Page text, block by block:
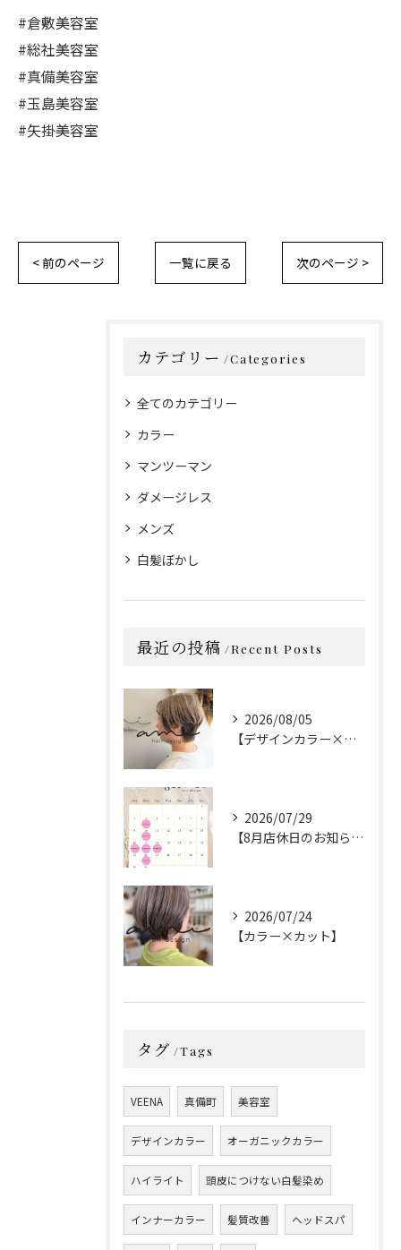
#倉敷美容室
#総社美容室
#真備美容室
#玉島美容室
#矢掛美容室
< 前のページ 一覧に戻る 次のページ >
カテゴリー Categories
全てのカテゴリー
カラー
マンツーマン
ダメージレス
メンズ
白髪ぼかし
最近の投稿 Recent Posts
2026/08/05
【デザインカラー×カット】
2026/07/29
【8月店休日のお知らせ】
2026/07/24
【カラー×カット】
タグ Tags
VEENA 真備町 美容室
デザインカラー オーガニックカラー
ハイライト 頭皮につけない白髪染め
インナーカラー 髪質改善 ヘッドスパ